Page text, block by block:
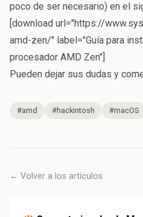
poco de ser necesario) en el
[download url="https://
amd-zen/" label="Guía para
procesador AMD Zen"]
Pueden dejar sus dudas y
#amd #hackintosh #macOS
← Volver a los artículos